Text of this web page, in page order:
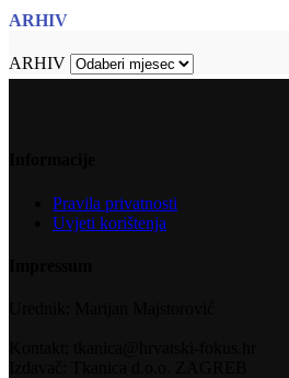
ARHIV
ARHIV
Pravila privatnosti
Uvjeti korištenja